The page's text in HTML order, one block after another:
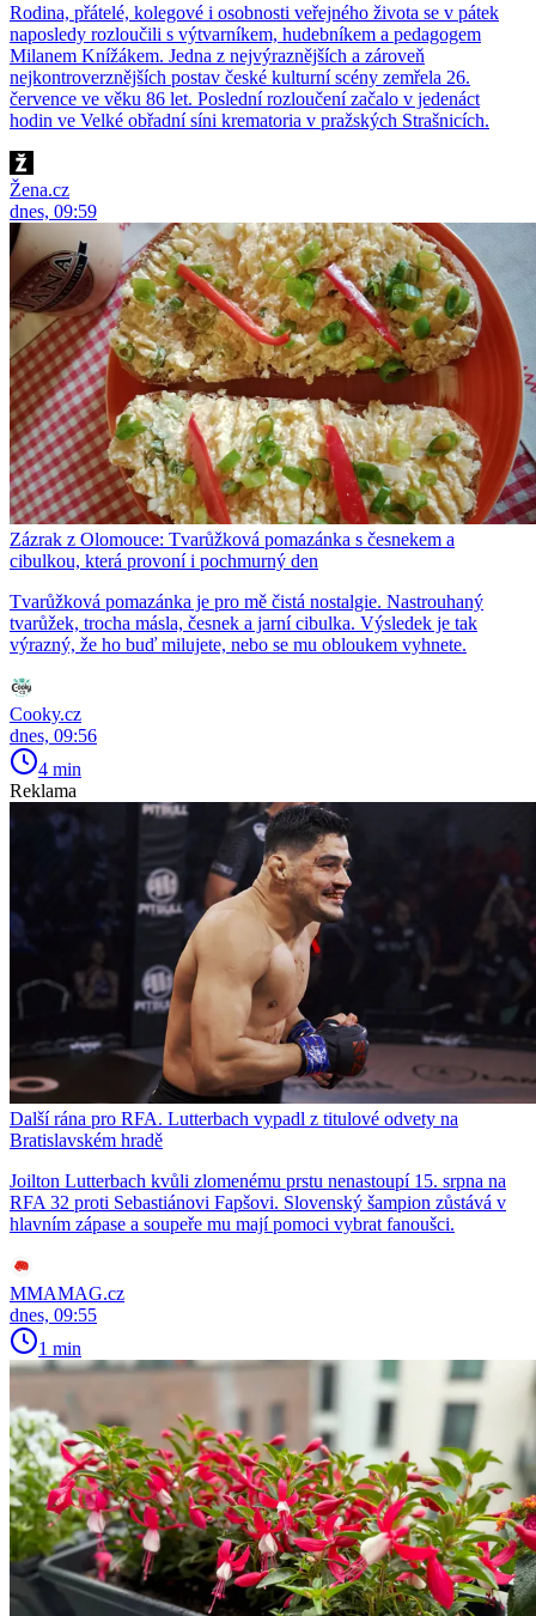
Rodina, přátelé, kolegové i osobnosti veřejného života se v pátek
naposledy rozloučili s výtvarníkem, hudebníkem a pedagogem
Milanem Knížákem. Jedna z nejvýraznějších a zároveň
nejkontroverznějších postav české kulturní scény zemřela 26.
července ve věku 86 let. Poslední rozloučení začalo v jedenáct
hodin ve Velké obřadní síni krematoria v pražských Strašnicích.
Žena.cz
dnes, 09:59
Zázrak z Olomouce: Tvarůžková pomazánka s česnekem a
cibulkou, která provoní i pochmurný den
Tvarůžková pomazánka je pro mě čistá nostalgie. Nastrouhaný
tvarůžek, trocha másla, česnek a jarní cibulka. Výsledek je tak
výrazný, že ho buď milujete, nebo se mu obloukem vyhnete.
Cooky.cz
dnes, 09:56
4 min
Reklama
Další rána pro RFA. Lutterbach vypadl z titulové odvety na
Bratislavském hradě
Joilton Lutterbach kvůli zlomenému prstu nenastoupí 15. srpna na
RFA 32 proti Sebastiánovi Fapšovi. Slovenský šampion zůstává v
hlavním zápase a soupeře mu mají pomoci vybrat fanoušci.
MMAMAG.cz
dnes, 09:55
1 min